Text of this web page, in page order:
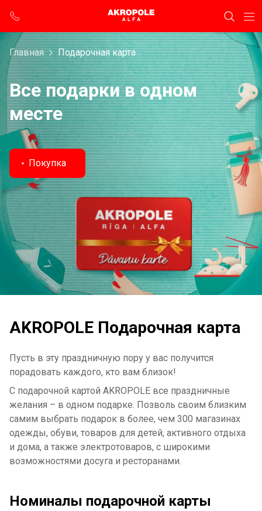
Главная Подарочная карта
Все подарки в одном
месте
Покупка
AKROPOLE Подарочная карта
Пусть в эту праздничную пору у вас получится
порадовать каждого, кто вам близок!
С подарочной картой AKROPOLE все праздничные
желания – в одном подарке. Позволь своим близким
самим выбрать подарок в более, чем 300 магазинах
одежды, обуви, товаров для детей, активного отдыха
и дома, а также электротоваров, с широкими
возможностями досуга и ресторанами.
Номиналы подарочной карты